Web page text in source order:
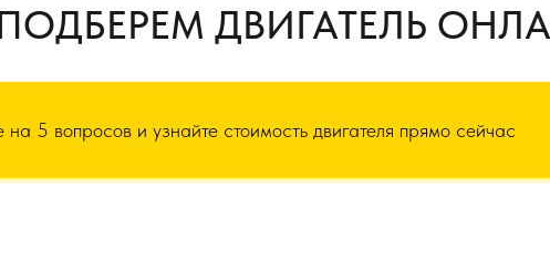
ДВИГАТЕЛЬ
на 5 вопросов и узнайте стоимость двигателя прямо сейчас